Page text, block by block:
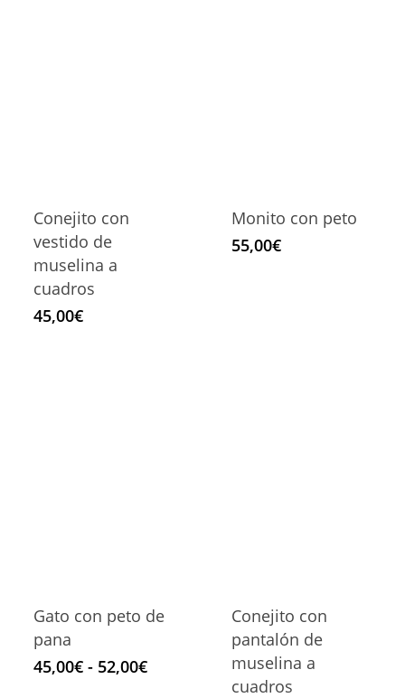
Conejito con
vestido de
muselina a
cuadros
45,00€
Monito con peto
55,00€
Gato con peto de
pana
45,00€ - 52,00€Rango
Conejito con
pantalón de
muselina a
cuadros